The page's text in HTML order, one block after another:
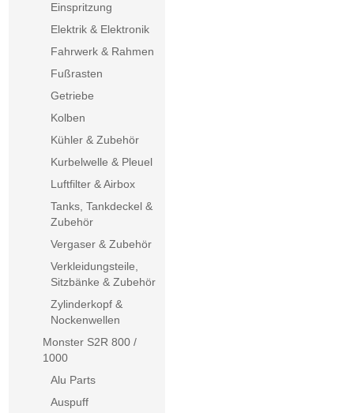
Einspritzung
Elektrik & Elektronik
Fahrwerk & Rahmen
Fußrasten
Getriebe
Kolben
Kühler & Zubehör
Kurbelwelle & Pleuel
Luftfilter & Airbox
Tanks, Tankdeckel &
Zubehör
Vergaser & Zubehör
Verkleidungsteile,
Sitzbänke & Zubehör
Zylinderkopf &
Nockenwellen
Monster S2R 800 /
1000
Alu Parts
Auspuff